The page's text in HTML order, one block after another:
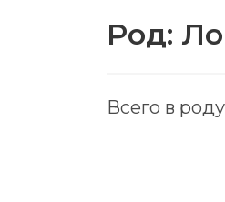
Род:
Всего в